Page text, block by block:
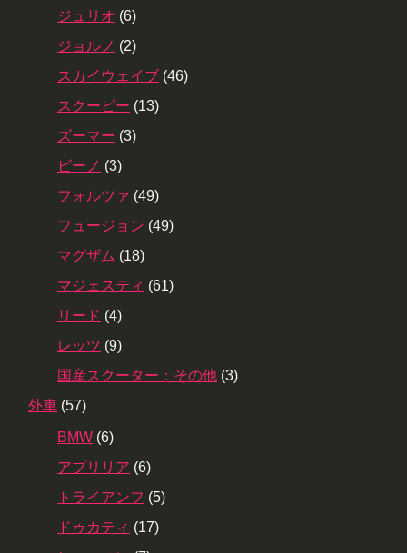
ジュリオ (6)
ジョルノ (2)
スカイウェイブ (46)
スクーピー (13)
ズーマー (3)
ビーノ (3)
フォルツァ (49)
フュージョン (49)
マグザム (18)
マジェスティ (61)
リード (4)
レッツ (9)
国産スクーター：その他 (3)
外車 (57)
BMW (6)
アプリリア (6)
トライアンフ (5)
ドゥカティ (17)